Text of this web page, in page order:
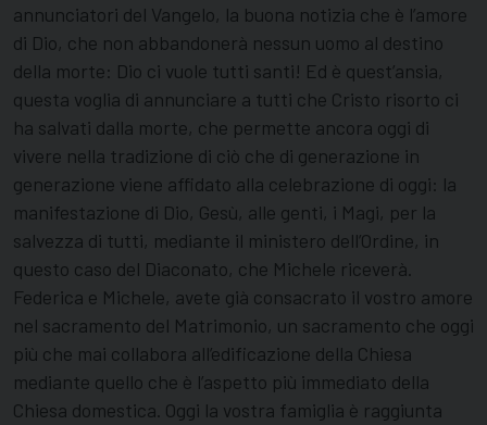
annunciatori del Vangelo, la buona notizia che è l’amore
di Dio, che non abbandonerà nessun uomo al destino
della morte: Dio ci vuole tutti santi! Ed è quest’ansia,
questa voglia di annunciare a tutti che Cristo risorto ci
ha salvati dalla morte, che permette ancora oggi di
vivere nella tradizione di ciò che di generazione in
generazione viene affidato alla celebrazione di oggi: la
manifestazione di Dio, Gesù, alle genti, i Magi, per la
salvezza di tutti, mediante il ministero dell’Ordine, in
questo caso del Diaconato, che Michele riceverà.
Federica e Michele, avete già consacrato il vostro amore
nel sacramento del Matrimonio, un sacramento che oggi
più che mai collabora all’edificazione della Chiesa
mediante quello che è l’aspetto più immediato della
Chiesa domestica. Oggi la vostra famiglia è raggiunta